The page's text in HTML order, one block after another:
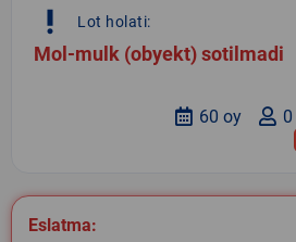
priority_high Lot holati:
Mol-mulk (obyekt) sotilmadi
0
60 oy
Eslatma: